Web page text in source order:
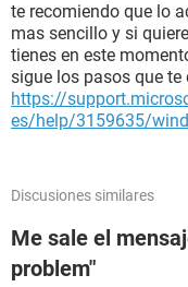
te recomiendo que lo
mas sencillo y si
tienes en este
sigue los pasos que te
https://
es/help/3159635/
Discusiones similares
Me sale el
problem"